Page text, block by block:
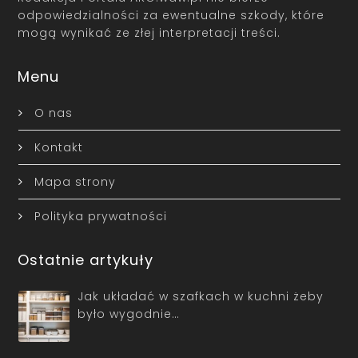
odpowiedzialności za ewentualne szkody, które
mogą wynikać ze złej interpretacji treści.
Menu
O nas
Kontakt
Mapa strony
Polityka prywatności
Ostatnie artykuły
Jak układać w szafkach w kuchni żeby
było wygodnie…